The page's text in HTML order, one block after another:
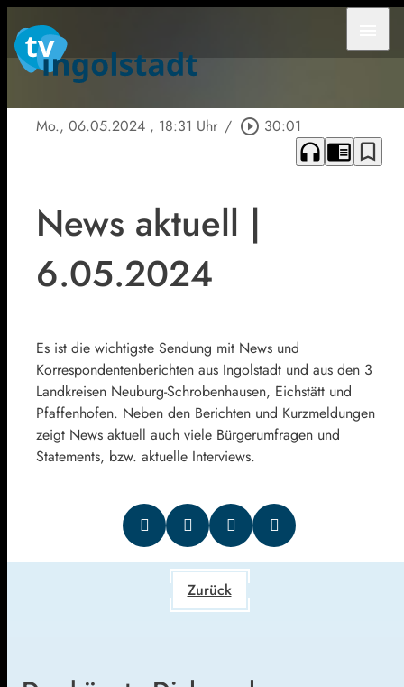
Mo., 06.05.2024 , 18:31 Uhr / play_circle_outline 30:01
headphones chrome_reader_mode bookmark_border
News aktuell |
6.05.2024
Es ist die wichtigste Sendung mit News und
Korrespondentenberichten aus Ingolstadt und aus den 3
Landkreisen Neuburg-Schrobenhausen, Eichstätt und
Pfaffenhofen. Neben den Berichten und Kurzmeldungen
zeigt News aktuell auch viele Bürgerumfragen und
Statements, bzw. aktuelle Interviews.
Zurück